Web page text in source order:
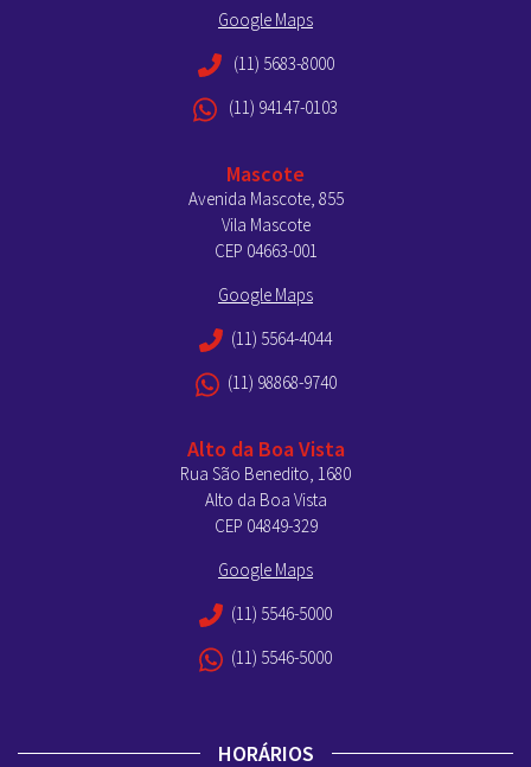
Google Maps
(11) 5683-8000
(11) 94147-0103
Mascote
Avenida Mascote, 855
Vila Mascote
CEP 04663-001
Google Maps
(11) 5564-4044
(11) 98868-9740
Alto da Boa Vista
Rua São Benedito, 1680
Alto da Boa Vista
CEP 04849-329
Google Maps
(11) 5546-5000
(11) 5546-5000
HORÁRIOS